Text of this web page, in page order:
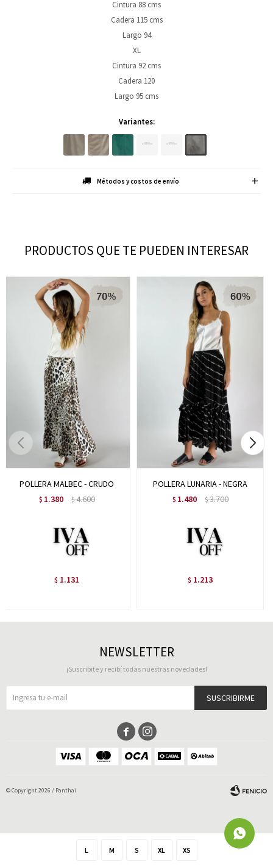
Cintura 88 cms
Cadera 115 cms
Largo 94
XL
Cintura 92 cms
Cadera 120
Largo 95 cms
Variantes:
L M S XL XS
Métodos y costos de envío
PRODUCTOS QUE TE PUEDEN INTERESAR
POLLERA MALBEC - CRUDO
$ 1.380 $4.600
$ 1.131
POLLERA LUNARIA - NEGRA
$ 1.480 $3.700
$ 1.213
NEWSLETTER
¡Suscribite y recibí todas nuestras novedades!
SUSCRIBIRME
 
© Copyright 2026 / Panthai